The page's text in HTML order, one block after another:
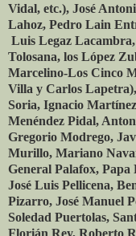
Vidal, etc.), José
Lahoz, Pedro Lain
Luis Legaz
Tolosana, los López
Marcelino-Los Cinco
Villa y Carlos
Soria, Ignacio
Menéndez Pidal,
Gregorio Modrego,
Murillo, Mariano
General Palafox,
José Luis Pellicena,
Pizarro, José Manuel
Soledad Puertolas,
Florián Rey, Roberto